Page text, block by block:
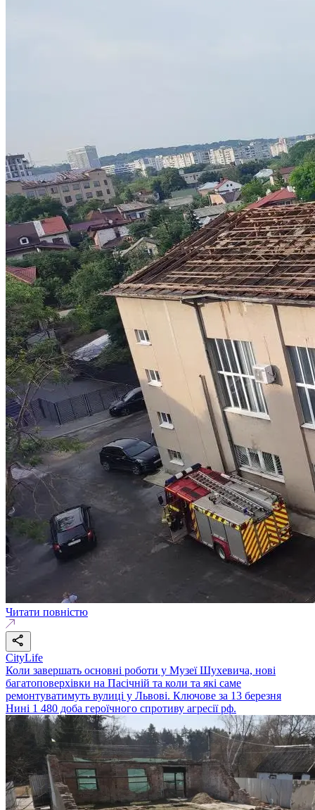
Читати повністю
CityLife
Коли завершать основні роботи у Музеї Шухевича, нові
багатоповерхівки на Пасічній та коли та які саме
ремонтуватимуть вулиці у Львові. Ключове за 13 березня
Нині 1 480 доба героїчного спротиву агресії рф.